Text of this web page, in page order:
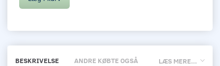
LÆS MERE...
BESKRIVELSE ANDRE KØBTE OGSÅ